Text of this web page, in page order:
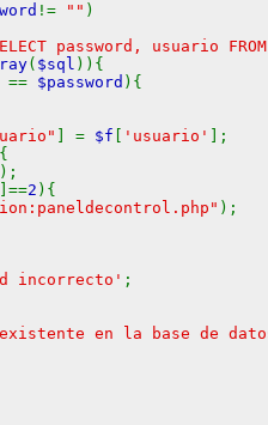
!= "" )
password, usuario
( $sql )){
== $password ){
] = $f 'usuario'
];
);
]==2 ){
);
incorrecto' ;
en la base de